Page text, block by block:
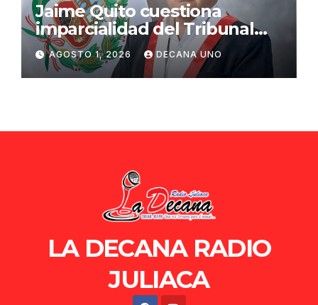
Jaime Quito cuestiona
imparcialidad del Tribunal
Constitucional tras liberación
de Ollanta Humala
AGOSTO 1, 2026 DECANA UNO
LA DECANA RADIO
JULIACA